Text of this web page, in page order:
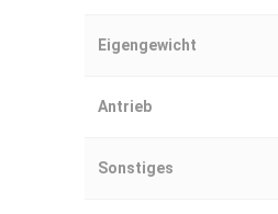
Eigengewicht
Antrieb
Sonstiges